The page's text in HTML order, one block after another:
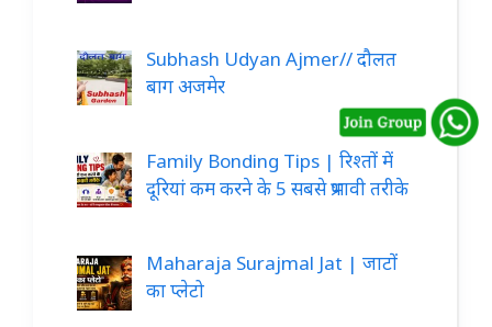
Subhash Udyan Ajmer// दौलत
बाग अजमेर
Family Bonding Tips | रिश्तों में
दूरियां कम करने के 5 सबसे प्रभावी तरीके
Maharaja Surajmal Jat | जाटों
का प्लेटो